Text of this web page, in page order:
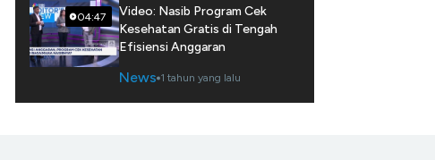
04:47
Video: Nasib Program Cek
Kesehatan Gratis di Tengah
Efisiensi Anggaran
News 1 tahun yang lalu